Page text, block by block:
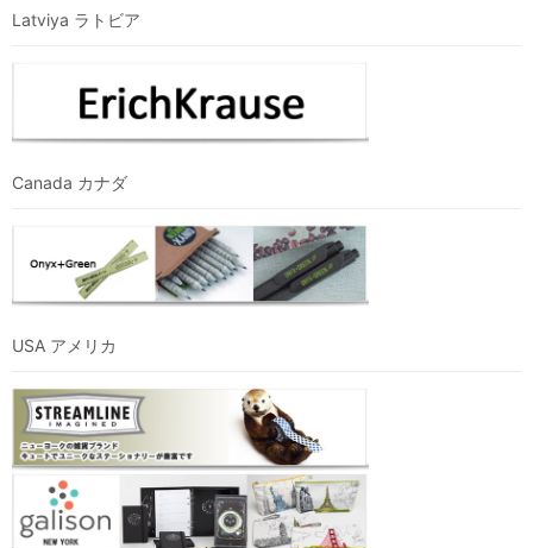
Latviya ラトビア
Canada カナダ
USA アメリカ